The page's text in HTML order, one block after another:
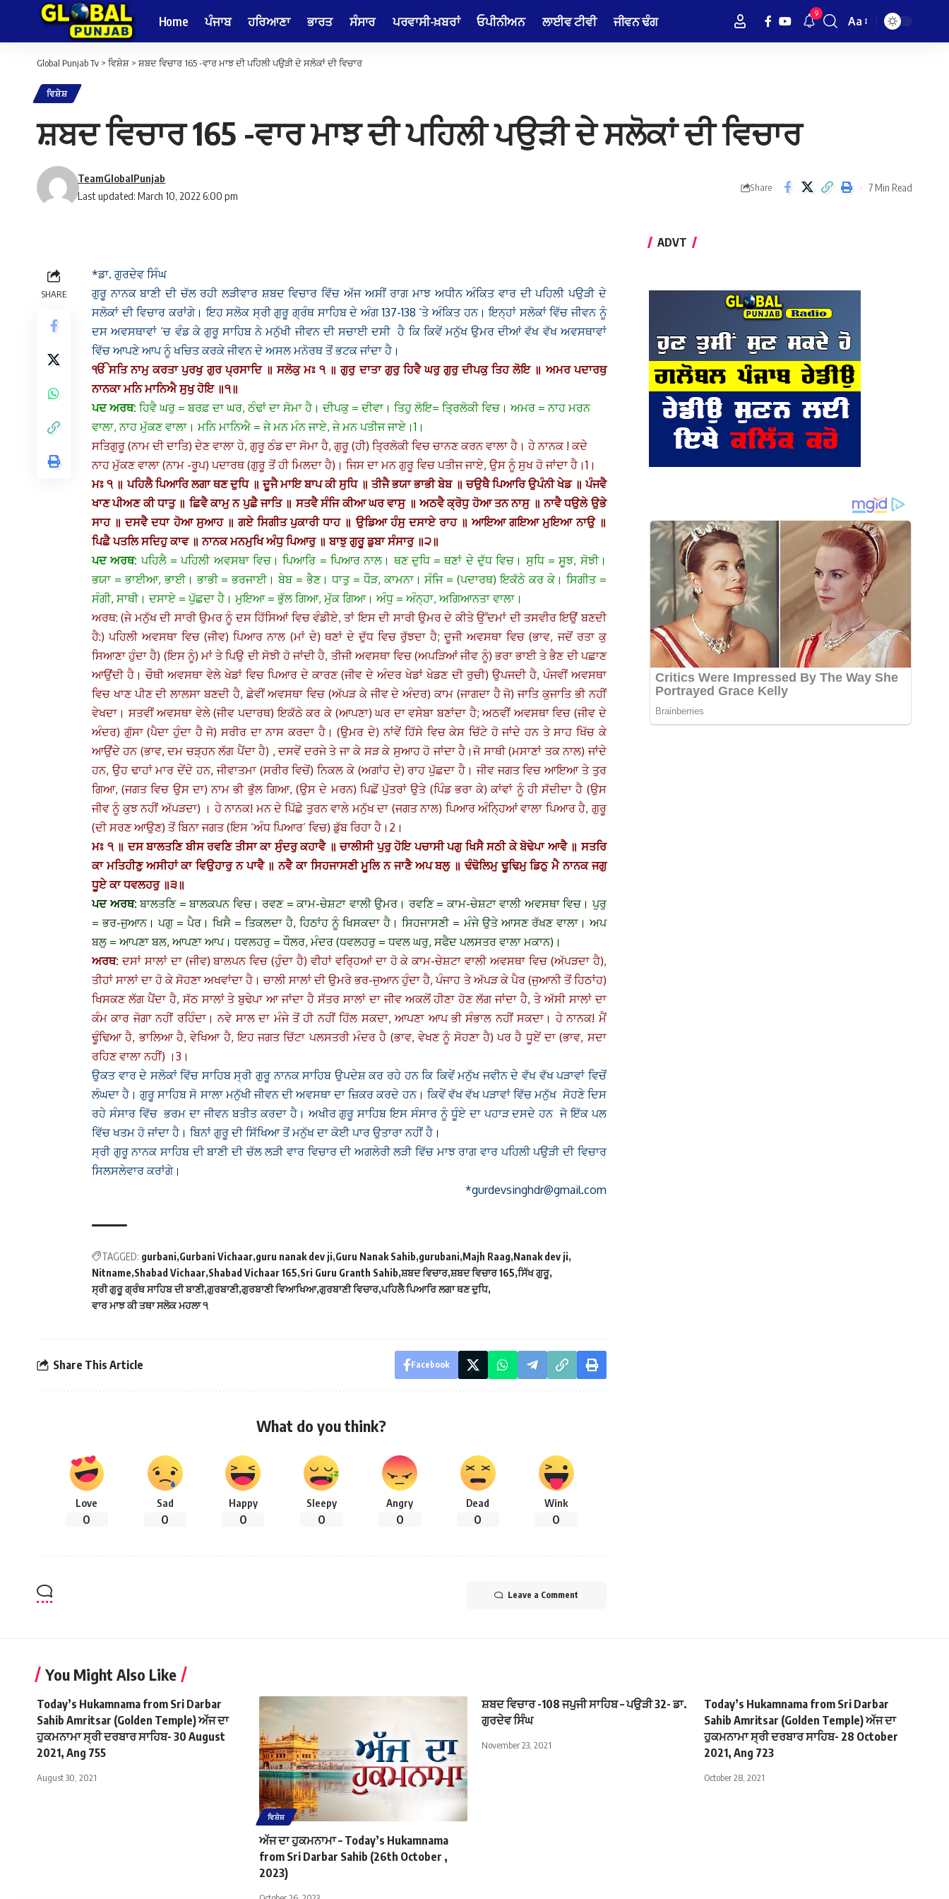
Home ਪੰਜਾਬ ਹਰਿਆਣਾ ਭਾਰਤ ਸੰਸਾਰ ਪਰਵਾਸੀ-ਖ਼ਬਰਾਂ ਓਪੀਨੀਅਨ ਲਾਈਵ ਟੀਵੀ ਜੀਵਨ ਢੰਗ 9
Font
Aa
Global Punjab Tv > ਵਿਸ਼ੇਸ਼ > ਸ਼ਬਦ ਵਿਚਾਰ 165 -ਵਾਰ ਮਾਝ ਦੀ ਪਹਿਲੀ ਪਉੜੀ ਦੇ ਸਲੋਕਾਂ ਦੀ ਵਿਚਾਰ
ਵਿਸ਼ੇਸ਼
ਸ਼ਬਦ ਵਿਚਾਰ 165 -ਵਾਰ ਮਾਝ ਦੀ ਪਹਿਲੀ ਪਉੜੀ ਦੇ ਸਲੋਕਾਂ ਦੀ ਵਿਚਾਰ
Last updated: March 10, 2022 6:00 pm
TeamGlobalPunjab
Share 7 Min Read
SHARE
*ਡਾ. ਗੁਰਦੇਵ ਸਿੰਘ
ਗੁਰੂ ਨਾਨਕ ਬਾਣੀ ਦੀ ਚੱਲ ਰਹੀ ਲੜੀਵਾਰ ਸ਼ਬਦ ਵਿਚਾਰ ਵਿੱਚ ਅੱਜ ਅਸੀਂ ਰਾਗ ਮਾਝ ਅਧੀਨ ਅੰਕਿਤ ਵਾਰ ਦੀ ਪਹਿਲੀ ਪਉੜੀ ਦੇ
ਸਲੋਕਾਂ ਦੀ ਵਿਚਾਰ ਕਰਾਂਗੇ। ਇਹ ਸਲੋਕ ਸ੍ਰੀ ਗੁਰੂ ਗ੍ਰੰਥ ਸਾਹਿਬ ਦੇ ਅੰਗ 137-138 ‘ਤੇ ਅੰਕਿਤ ਹਨ। ਇਨ੍ਹਾਂ ਸਲੋਕਾਂ ਵਿੱਚ ਜੀਵਨ ਨੂੰ
ਦਸ ਅਵਸਥਾਵਾਂ ‘ਚ ਵੰਡ ਕੇ ਗੁਰੂ ਸਾਹਿਬ ਨੇ ਮਨੁੱਖੀ ਜੀਵਨ ਦੀ ਸਚਾਈ ਦਸੀ ਹੈ ਕਿ ਕਿਵੇਂ ਮਨੁੱਖ ਉਮਰ ਦੀਆਂ ਵੱਖ ਵੱਖ ਅਵਸਥਾਵਾਂ
ਵਿੱਚ ਆਪਣੇ ਆਪ ਨੂੰ ਖਚਿਤ ਕਰਕੇ ਜੀਵਨ ਦੇ ਅਸਲ ਮਨੋਰਥ ਤੋਂ ਭਟਕ ਜਾਂਦਾ ਹੈ।
ੴ ਸਤਿ ਨਾਮੁ ਕਰਤਾ ਪੁਰਖੁ ਗੁਰ ਪ੍ਰਸਾਦਿ ॥ ਸਲੋਕੁ ਮਃ ੧ ॥ਗੁਰੁ ਦਾਤਾ ਗੁਰੁ ਹਿਵੈ ਘਰੁ ਗੁਰੁ ਦੀਪਕੁ ਤਿਹ ਲੋਇ ॥ ਅਮਰ ਪਦਾਰਥੁ
ਨਾਨਕਾ ਮਨਿ ਮਾਨਿਐ ਸੁਖੁ ਹੋਇ ॥੧॥
ਪਦ ਅਰਥ: ਹਿਵੈ ਘਰੁ = ਬਰਫ਼ ਦਾ ਘਰ, ਠੰਢਾਂ ਦਾ ਸੋਮਾ ਹੈ। ਦੀਪਕੁ = ਦੀਵਾ। ਤਿਹੁ ਲੋਇ= ਤ੍ਰਿਲੋਕੀ ਵਿਚ। ਅਮਰ = ਨਾਹ ਮਰਨ
ਵਾਲਾ, ਨਾਹ ਮੁੱਕਣ ਵਾਲਾ। ਮਨਿ ਮਾਨਿਐ = ਜੇ ਮਨ ਮੰਨ ਜਾਏ, ਜੇ ਮਨ ਪਤੀਜ ਜਾਏ।1।
ਸਤਿਗੁਰੂ (ਨਾਮ ਦੀ ਦਾਤਿ) ਦੇਣ ਵਾਲਾ ਹੇ, ਗੁਰੂ ਠੰਡ ਦਾ ਸੋਮਾ ਹੈ, ਗੁਰੂ (ਹੀ) ਤ੍ਰਿਲੋਕੀ ਵਿਚ ਚਾਨਣ ਕਰਨ ਵਾਲਾ ਹੈ। ਹੇ ਨਾਨਕ ! ਕਦੇ
ਨਾਹ ਮੁੱਕਣ ਵਾਲਾ (ਨਾਮ -ਰੂਪ) ਪਦਾਰਥ (ਗੁਰੂ ਤੋਂ ਹੀ ਮਿਲਦਾ ਹੈ)। ਜਿਸ ਦਾ ਮਨ ਗੁਰੂ ਵਿਚ ਪਤੀਜ ਜਾਏ, ਉਸ ਨੂੰ ਸੁਖ ਹੋ ਜਾਂਦਾ ਹੈ।1।
ਮਃ ੧ ॥ ਪਹਿਲੈ ਪਿਆਰਿ ਲਗਾ ਥਣ ਦੁਧਿ ॥ ਦੂਜੈ ਮਾਇ ਬਾਪ ਕੀ ਸੁਧਿ ॥ ਤੀਜੈ ਭਯਾ ਭਾਭੀ ਬੇਬ ॥ ਚਉਥੈ ਪਿਆਰਿ ਉਪੰਨੀ ਖੇਡ ॥ ਪੰਜਵੈ
ਖਾਣ ਪੀਅਣ ਕੀ ਧਾਤੁ ॥ ਛਿਵੈ ਕਾਮੁ ਨ ਪੁਛੈ ਜਾਤਿ ॥ ਸਤਵੈ ਸੰਜਿ ਕੀਆ ਘਰ ਵਾਸੁ ॥ ਅਠਵੈ ਕ੍ਰੋਧੁ ਹੋਆ ਤਨ ਨਾਸੁ ॥ ਨਾਵੈ ਧਉਲੇ ਉਭੇ
ਸਾਹ ॥ ਦਸਵੈ ਦਧਾ ਹੋਆ ਸੁਆਹ ॥ ਗਏ ਸਿਗੀਤ ਪੁਕਾਰੀ ਧਾਹ ॥ ਉਡਿਆ ਹੰਸੁ ਦਸਾਏ ਰਾਹ ॥ ਆਇਆ ਗਇਆ ਮੁਇਆ ਨਾਉ ॥
ਪਿਛੈ ਪਤਲਿ ਸਦਿਹੁ ਕਾਵ ॥ ਨਾਨਕ ਮਨਮੁਖਿ ਅੰਧੁ ਪਿਆਰੁ ॥ ਬਾਝੁ ਗੁਰੂ ਡੁਬਾ ਸੰਸਾਰੁ ॥੨॥
ਪਦ ਅਰਥ:ਪਹਿਲੈ = ਪਹਿਲੀ ਅਵਸਥਾ ਵਿਚ। ਪਿਆਰਿ = ਪਿਆਰ ਨਾਲ। ਥਣ ਦੁਧਿ = ਥਣਾਂ ਦੇ ਦੁੱਧ ਵਿਚ। ਸੁਧਿ = ਸੂਝ, ਸੋਝੀ।
ਭਯਾ = ਭਾਈਆ, ਭਾਈ। ਭਾਭੀ = ਭਰਜਾਈ। ਬੇਬ = ਭੈਣ। ਧਾਤੁ = ਧੌੜ, ਕਾਮਨਾ। ਸੰਜਿ = (ਪਦਾਰਥ) ਇਕੱਠੇ ਕਰ ਕੇ। ਸਿਗੀਤ =
ਸੰਗੀ, ਸਾਥੀ। ਦਸਾਏ = ਪੁੱਛਦਾ ਹੈ। ਮੁਇਆ = ਭੁੱਲ ਗਿਆ, ਮੁੱਕ ਗਿਆ। ਅੰਧੁ = ਅੰਨ੍ਹਾ, ਅਗਿਆਨਤਾ ਵਾਲਾ।
ਅਰਥ: (ਜੇ ਮਨੁੱਖ ਦੀ ਸਾਰੀ ਉਮਰ ਨੂੰ ਦਸ ਹਿੱਸਿਆਂ ਵਿਚ ਵੰਡੀਏ, ਤਾਂ ਇਸ ਦੀ ਸਾਰੀ ਉਮਰ ਦੇ ਕੀਤੇ ਉੱਦਮਾਂ ਦੀ ਤਸਵੀਰ ਇਉਂ ਬਣਦੀ
ਹੈ:) ਪਹਿਲੀ ਅਵਸਥਾ ਵਿਚ (ਜੀਵ) ਪਿਆਰ ਨਾਲ (ਮਾਂ ਦੇ) ਥਣਾਂ ਦੇ ਦੁੱਧ ਵਿਚ ਰੁੱਝਦਾ ਹੈ; ਦੂਜੀ ਅਵਸਥਾ ਵਿਚ (ਭਾਵ, ਜਦੋਂ ਰਤਾ ਕੁ
ਸਿਆਣਾ ਹੁੰਦਾ ਹੈ) (ਇਸ ਨੂੰ) ਮਾਂ ਤੇ ਪਿਉ ਦੀ ਸੋਝੀ ਹੋ ਜਾਂਦੀ ਹੈ, ਤੀਜੀ ਅਵਸਥਾ ਵਿਚ (ਅਪੜਿਆਂ ਜੀਵ ਨੂੰ) ਭਰਾ ਭਾਈ ਤੇ ਭੈਣ ਦੀ ਪਛਾਣ
ਆਉਂਦੀ ਹੈ। ਚੌਥੀ ਅਵਸਥਾ ਵੇਲੇ ਖੇਡਾਂ ਵਿਚ ਪਿਆਰ ਦੇ ਕਾਰਣ (ਜੀਵ ਦੇ ਅੰਦਰ ਖੇਡਾਂ ਖੇਡਣ ਦੀ ਰੁਚੀ) ਉਪਜਦੀ ਹੈ, ਪੰਜਵੀਂ ਅਵਸਥਾ
ਵਿਚ ਖਾਣ ਪੀਣ ਦੀ ਲਾਲਸਾ ਬਣਦੀ ਹੈ, ਛੇਵੀਂ ਅਵਸਥਾ ਵਿਚ (ਅੱਪੜ ਕੇ ਜੀਵ ਦੇ ਅੰਦਰ) ਕਾਮ (ਜਾਗਦਾ ਹੈ ਜੋ) ਜਾਤਿ ਕੁਜਾਤਿ ਭੀ ਨਹੀਂ
ਵੇਖਦਾ। ਸਤਵੀਂ ਅਵਸਥਾ ਵੇਲੇ (ਜੀਵ ਪਦਾਰਥ) ਇਕੱਠੇ ਕਰ ਕੇ (ਆਪਣਾ) ਘਰ ਦਾ ਵਸੇਬਾ ਬਣਾਂਦਾ ਹੈ; ਅਠਵੀਂ ਅਵਸਥਾ ਵਿਚ (ਜੀਵ ਦੇ
ਅੰਦਰ) ਗੁੱਸਾ (ਪੈਦਾ ਹੁੰਦਾ ਹੈ ਜੋ) ਸਰੀਰ ਦਾ ਨਾਸ ਕਰਦਾ ਹੈ। (ਉਮਰ ਦੇ) ਨਾਂਵੇਂ ਹਿੱਸੇ ਵਿਚ ਕੇਸ ਚਿੱਟੇ ਹੋ ਜਾਂਦੇ ਹਨ ਤੇ ਸਾਹ ਖਿੱਚ ਕੇ
ਆਉਂਦੇ ਹਨ (ਭਾਵ, ਦਮ ਚੜ੍ਹਨ ਲੱਗ ਪੈਂਦਾ ਹੈ) , ਦਸਵੇਂ ਦਰਜੇ ਤੇ ਜਾ ਕੇ ਸੜ ਕੇ ਸੁਆਹ ਹੋ ਜਾਂਦਾ ਹੈ।ਜੋ ਸਾਥੀ (ਮਸਾਣਾਂ ਤਕ ਨਾਲ) ਜਾਂਦੇ
ਹਨ, ਉਹ ਢਾਹਾਂ ਮਾਰ ਦੇਂਦੇ ਹਨ, ਜੀਵਾਤਮਾ (ਸਰੀਰ ਵਿਚੋਂ) ਨਿਕਲ ਕੇ (ਅਗਾਂਹ ਦੇ) ਰਾਹ ਪੁੱਛਦਾ ਹੈ। ਜੀਵ ਜਗਤ ਵਿਚ ਆਇਆ ਤੇ ਤੁਰ
ਗਿਆ, (ਜਗਤ ਵਿਚ ਉਸ ਦਾ) ਨਾਮ ਭੀ ਭੁੱਲ ਗਿਆ, (ਉਸ ਦੇ ਮਰਨ) ਪਿਛੋਂ ਪੁੱਤਰਾਂ ਉਤੇ (ਪਿੰਡ ਭਰਾ ਕੇ) ਕਾਂਵਾਂ ਨੂੰ ਹੀ ਸੱਦੀਦਾ ਹੈ (ਉਸ
ਜੀਵ ਨੂੰ ਕੁਝ ਨਹੀਂ ਅੱਪੜਦਾ) ।ਹੇ ਨਾਨਕ! ਮਨ ਦੇ ਪਿੱਛੇ ਤੁਰਨ ਵਾਲੇ ਮਨੁੱਖ ਦਾ (ਜਗਤ ਨਾਲ) ਪਿਆਰ ਅੰਨ੍ਹਿਆਂ ਵਾਲਾ ਪਿਆਰ ਹੈ, ਗੁਰੂ
(ਦੀ ਸਰਣ ਆਉਣ) ਤੋਂ ਬਿਨਾ ਜਗਤ (ਇਸ ‘ਅੰਧ ਪਿਆਰ’ ਵਿਚ) ਡੁੱਬ ਰਿਹਾ ਹੈ।2।
ਮਃ ੧ ॥ ਦਸ ਬਾਲਤਣਿ ਬੀਸ ਰਵਣਿ ਤੀਸਾ ਕਾ ਸੁੰਦਰੁ ਕਹਾਵੈ ॥ ਚਾਲੀਸੀ ਪੁਰੁ ਹੋਇ ਪਚਾਸੀ ਪਗੁ ਖਿਸੈ ਸਠੀ ਕੇ ਬੋਢੇਪਾ ਆਵੈ ॥ ਸਤਰਿ
ਕਾ ਮਤਿਹੀਣੁ ਅਸੀਹਾਂ ਕਾ ਵਿਉਹਾਰੁ ਨ ਪਾਵੈ ॥ ਨਵੈ ਕਾ ਸਿਹਜਾਸਣੀ ਮੂਲਿ ਨ ਜਾਣੈ ਅਪ ਬਲੁ ॥ ਢੰਢੋਲਿਮੁ ਢੂਢਿਮੁ ਡਿਠੁ ਮੈ ਨਾਨਕ ਜਗੁ
ਧੂਏ ਕਾ ਧਵਲਹਰੁ ॥੩॥
ਪਦ ਅਰਥ:ਬਾਲਤਣਿ = ਬਾਲਕਪਨ ਵਿਚ। ਰਵਣ = ਕਾਮ-ਚੇਸ਼ਟਾ ਵਾਲੀ ਉਮਰ। ਰਵਣਿ = ਕਾਮ-ਚੇਸ਼ਟਾ ਵਾਲੀ ਅਵਸਥਾ ਵਿਚ। ਪੁਰੁ
= ਭਰ-ਜੁਆਨ। ਪਗੁ = ਪੈਰ। ਖਿਸੈ = ਤਿਕਲਦਾ ਹੈ, ਹਿਠਾਂਹ ਨੂੰ ਖਿਸਕਦਾ ਹੈ। ਸਿਹਜਾਸਣੀ = ਮੰਜੇ ਉਤੇ ਆਸਣ ਰੱਖਣ ਵਾਲਾ। ਅਪ
ਬਲੁ = ਆਪਣਾ ਬਲ, ਆਪਣਾ ਆਪ। ਧਵਲਹਰੁ = ਧੌਲਰ, ਮੰਦਰ (ਧਵਲਹਰੁ = ਧਵਲ ਘਰੁ, ਸਫੈਦ ਪਲਸਤਰ ਵਾਲਾ ਮਕਾਨ)।
ਅਰਥ:ਦਸਾਂ ਸਾਲਾਂ ਦਾ (ਜੀਵ) ਬਾਲਪਨ ਵਿਚ (ਹੁੰਦਾ ਹੈ) ਵੀਹਾਂ ਵਰ੍ਹਿਆਂ ਦਾ ਹੋ ਕੇ ਕਾਮ-ਚੇਸ਼ਟਾ ਵਾਲੀ ਅਵਸਥਾ ਵਿਚ (ਅੱਪੜਦਾ ਹੈ),
ਤੀਹਾਂ ਸਾਲਾਂ ਦਾ ਹੋ ਕੇ ਸੋਹਣਾ ਅਖਵਾਂਦਾ ਹੈ। ਚਾਲੀ ਸਾਲਾਂ ਦੀ ਉਮਰੇ ਭਰ-ਜੁਆਨ ਹੁੰਦਾ ਹੈ, ਪੰਜਾਹ ਤੇ ਅੱਪੜ ਕੇ ਪੈਰ (ਜੁਆਨੀ ਤੋਂ ਹਿਠਾਂਹ)
ਖਿਸਕਣ ਲੱਗ ਪੈਂਦਾ ਹੈ, ਸੱਠ ਸਾਲਾਂ ਤੇ ਬੁਢੇਪਾ ਆ ਜਾਂਦਾ ਹੈ ਸੱਤਰ ਸਾਲਾਂ ਦਾ ਜੀਵ ਅਕਲੋਂ ਹੀਣਾ ਹੋਣ ਲੱਗ ਜਾਂਦਾ ਹੈ, ਤੇ ਅੱਸੀ ਸਾਲਾਂ ਦਾ
ਕੰਮ ਕਾਰ ਜੋਗਾ ਨਹੀਂ ਰਹਿੰਦਾ। ਨਵੇ ਸਾਲ ਦਾ ਮੰਜੇ ਤੋਂ ਹੀ ਨਹੀਂ ਹਿੱਲ ਸਕਦਾ, ਆਪਣਾ ਆਪ ਭੀ ਸੰਭਾਲ ਨਹੀਂ ਸਕਦਾ।ਹੇ ਨਾਨਕ! ਮੈਂ
ਢੂੰਢਿਆ ਹੈ, ਭਾਲਿਆ ਹੈ, ਵੇਖਿਆ ਹੈ, ਇਹ ਜਗਤ ਚਿੱਟਾ ਪਲਸਤਰੀ ਮੰਦਰ ਹੈ (ਭਾਵ, ਵੇਖਣ ਨੂੰ ਸੋਹਣਾ ਹੈ) ਪਰ ਹੈ ਧੂਏਂ ਦਾ (ਭਾਵ, ਸਦਾ
ਰਹਿਣ ਵਾਲਾ ਨਹੀਂ) ।3।
ਉਕਤ ਵਾਰ ਦੇ ਸਲੋਕਾਂ ਵਿੱਚ ਸਾਹਿਬ ਸ੍ਰੀ ਗੁਰੂ ਨਾਨਕ ਸਾਹਿਬ ਉਪਦੇਸ਼ ਕਰ ਰਹੇ ਹਨ ਕਿ ਕਿਵੇਂ ਮਨੁੱਖ ਜਵੀਨ ਦੇ ਵੱਖ ਵੱਖ ਪੜਾਵਾਂ ਵਿਚੋਂ
ਲੰਘਦਾ ਹੈ। ਗੁਰੂ ਸਾਹਿਬ ਸੋ ਸਾਲਾ ਮਨੁੱਖੀ ਜੀਵਨ ਦੀ ਅਵਸਥਾ ਦਾ ਜ਼ਿਕਰ ਕਰਦੇ ਹਨ। ਕਿਵੇਂ ਵੱਖ ਵੱਖ ਪੜਾਵਾਂ ਵਿੱਚ ਮਨੁੱਖ ਸੋਹਣੇ ਦਿਸ
ਰਹੇ ਸੰਸਾਰ ਵਿੱਚ ਭਰਮ ਦਾ ਜੀਵਨ ਬਤੀਤ ਕਰਦਾ ਹੈ। ਅਖੀਰ ਗੁਰੂ ਸਾਹਿਬ ਇਸ ਸੰਸਾਰ ਨੂੰ ਧੂੰਏ ਦਾ ਪਹਾੜ ਦਸਦੇ ਹਨ ਜੋ ਇੱਕ ਪਲ
ਵਿੱਚ ਖਤਮ ਹੋ ਜਾਂਦਾ ਹੈ। ਬਿਨਾਂ ਗੁਰੂ ਦੀ ਸਿੱਖਿਆ ਤੋਂ ਮਨੁੱਖ ਦਾ ਕੋਈ ਪਾਰ ਉਤਾਰਾ ਨਹੀਂ ਹੈ।
ਸ੍ਰੀ ਗੁਰੂ ਨਾਨਕ ਸਾਹਿਬ ਦੀ ਬਾਣੀ ਦੀ ਚੱਲ ਲੜੀ ਵਾਰ ਵਿਚਾਰ ਦੀ ਅਗਲੇਰੀ ਲੜੀ ਵਿੱਚ ਮਾਝ ਰਾਗ ਵਾਰ ਪਹਿਲੀ ਪਉੜੀ ਦੀ ਵਿਚਾਰ
ਸਿਲਸਲੇਵਾਰਕਰਾਂਗੇ।
*gurdevsinghdr@gmail.com
TAGGED: gurbani Gurbani Vichaar guru nanak dev ji Guru Nanak Sahib gurubani Majh Raag Nanak dev ji
Nitname Shabad Vichaar Shabad Vichaar 165 Sri Guru Granth Sahib ਸ਼ਬਦ ਵਿਚਾਰ ਸ਼ਬਦ ਵਿਚਾਰ 165 ਸਿੱਖ ਗੁਰੂ
ਸ੍ਰੀ ਗੁਰੂ ਗ੍ਰੰਥ ਸਾਹਿਬ ਦੀ ਬਾਣੀ ਗੁਰਬਾਣੀ ਗੁਰਬਾਣੀ ਵਿਆਖਿਆ ਗੁਰਬਾਣੀ ਵਿਚਾਰ ਪਹਿਲੈ ਪਿਆਰਿ ਲਗਾ ਥਣ ਦੁਧਿ
ਵਾਰ ਮਾਝ ਕੀ ਤਥਾ ਸਲੋਕ ਮਹਲਾ ੧
Share This Article Facebook
What do you think?
Love
0
Sad
0
Happy
0
Sleepy
0
Angry
0
Dead
0
Wink
0
Leave a Comment
ADVT
You Might Also Like
Today’s Hukamnama from Sri Darbar
Sahib Amritsar (Golden Temple) ਅੱਜ ਦਾ
ਹੁਕਮਨਾਮਾ ਸ੍ਰੀ ਦਰਬਾਰ ਸਾਹਿਬ- 30 August
2021, Ang 755
August 30, 2021
ਵਿਸ਼ੇਸ਼
ਅੱਜ ਦਾ ਹੁਕਮਨਾਮਾ – Today’s Hukamnama
from Sri Darbar Sahib (26th October ,
2023)
ਸ਼ਬਦ ਵਿਚਾਰ -108 ਜਪੁਜੀ ਸਾਹਿਬ – ਪਉੜੀ 32- ਡਾ.
ਗੁਰਦੇਵ ਸਿੰਘ
November 23, 2021
Today’s Hukamnama from Sri Darbar
Sahib Amritsar (Golden Temple) ਅੱਜ ਦਾ
ਹੁਕਮਨਾਮਾ ਸ੍ਰੀ ਦਰਬਾਰ ਸਾਹਿਬ- 28 October
2021, Ang 723
October 28, 2021